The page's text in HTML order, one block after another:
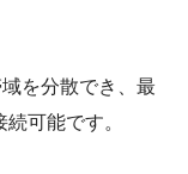
を分散でき、最
可能です。